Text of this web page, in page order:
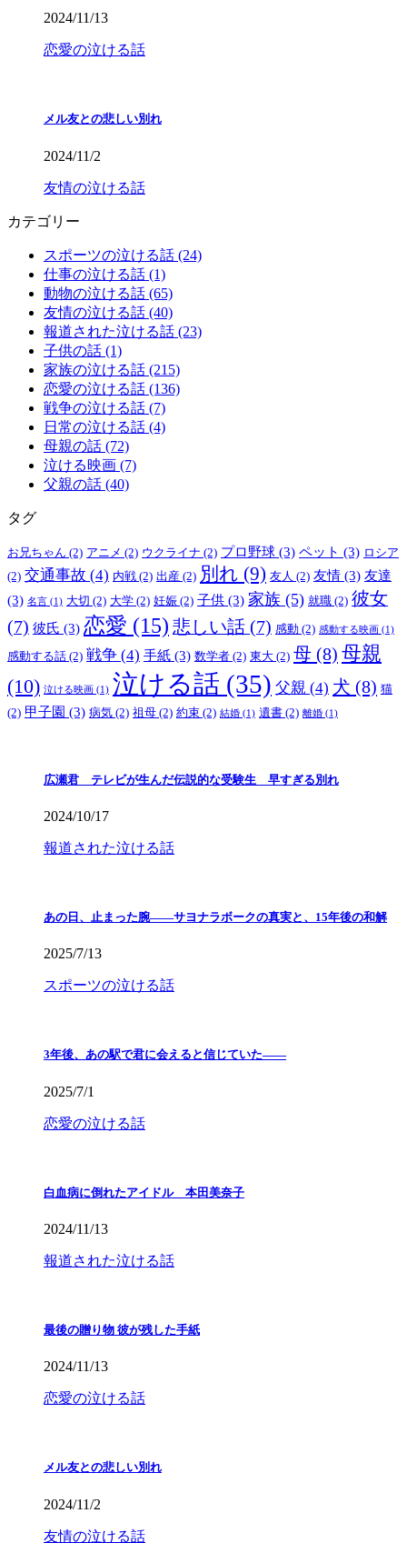
2024/11/13
恋愛の泣ける話
メル友との悲しい別れ
2024/11/2
友情の泣ける話
カテゴリー
スポーツの泣ける話 (24)
仕事の泣ける話 (1)
動物の泣ける話 (65)
友情の泣ける話 (40)
報道された泣ける話 (23)
子供の話 (1)
家族の泣ける話 (215)
恋愛の泣ける話 (136)
戦争の泣ける話 (7)
日常の泣ける話 (4)
母親の話 (72)
泣ける映画 (7)
父親の話 (40)
タグ
お兄ちゃん (2) アニメ (2) ウクライナ (2) プロ野球 (3) ペット (3) ロシア
(2) 交通事故 (4) 内戦 (2) 出産 (2) 別れ (9) 友人 (2) 友情 (3) 友達
(3) 名言 (1) 大切 (2) 大学 (2) 妊娠 (2) 子供 (3) 家族 (5) 就職 (2) 彼女
(7) 彼氏 (3) 恋愛 (15) 悲しい話 (7) 感動 (2) 感動する映画 (1)
感動する話 (2) 戦争 (4) 手紙 (3) 数学者 (2) 東大 (2) 母 (8) 母親
(10) 泣ける映画 (1) 泣ける話 (35) 父親 (4) 犬 (8) 猫
(2) 甲子園 (3) 病気 (2) 祖母 (2) 約束 (2) 結婚 (1) 遺書 (2) 離婚 (1)
広瀬君 テレビが生んだ伝説的な受験生 早すぎる別れ
2024/10/17
報道された泣ける話
あの日、止まった腕――サヨナラボークの真実と、15年後の和解
2025/7/13
スポーツの泣ける話
3年後、あの駅で君に会えると信じていた——
2025/7/1
恋愛の泣ける話
白血病に倒れたアイドル 本田美奈子
2024/11/13
報道された泣ける話
最後の贈り物 彼が残した手紙
2024/11/13
恋愛の泣ける話
メル友との悲しい別れ
2024/11/2
友情の泣ける話